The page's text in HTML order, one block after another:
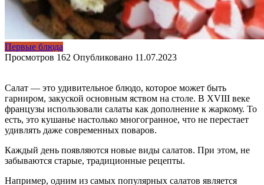
Первые блюда
Просмотров 162 Опубликовано 11.07.2023
Салат — это удивительное блюдо, которое может быть
гарниром, закуской основным яством на столе. В XVIII веке
французы использовали салаты как дополнение к жаркому. То
есть, это кушанье настолько многогранное, что не перестает
удивлять даже современных поваров.
Каждый день появляются новые виды салатов. При этом, не
забываются старые, традиционные рецепты.
Например, одним из самых популярных салатов является